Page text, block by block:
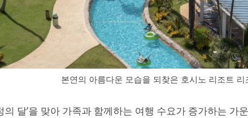
본연의 아름다운 모습을 되찾은 호시노 리조트 리
의 달’을 맞아 가족과 함께하는 여행 수요가 증가하는